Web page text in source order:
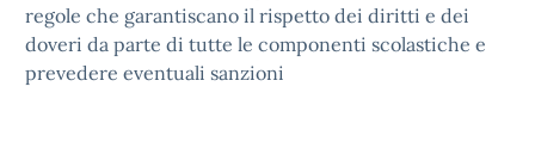
regole che garantiscano il rispetto dei diritti e dei
doveri da parte di tutte le componenti scolastiche e
prevedere eventuali sanzioni